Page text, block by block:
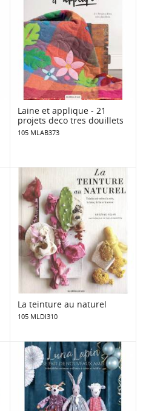
Laine et applique - 21
projets deco tres douillets
105 MLAB373
La teinture au naturel
105 MLDI310